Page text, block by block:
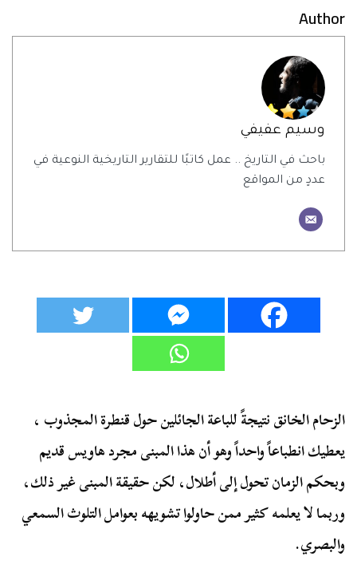
Author
وسيم عفيفي
باحث في التاريخ .. عمل كاتبًا للتقارير التاريخية النوعية في
عددٍ من المواقع
الزحام الخانق نتيجةً للباعة الجائلين حول قنطرة المجذوب ،
يعطيك انطباعاً واحداً وهو أن هذا المبنى مجرد هاويس قديم
وبحكم الزمان تحول إلى أطلال، لكن حقيقة المبنى غير ذلك،
وربما لا يعلمه كثير ممن حاولوا تشويهه بعوامل التلوث السمعي
والبصري.